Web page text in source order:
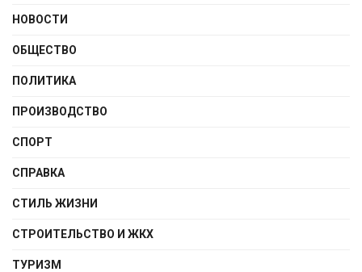
НОВОСТИ
ОБЩЕСТВО
ПОЛИТИКА
ПРОИЗВОДСТВО
СПОРТ
СПРАВКА
СТИЛЬ ЖИЗНИ
СТРОИТЕЛЬСТВО И ЖКХ
ТУРИЗМ